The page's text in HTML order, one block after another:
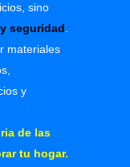
sino
seguridad.
materiales
y
de las
tu hogar.